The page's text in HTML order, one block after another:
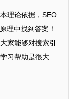
理论依据，SEO
理中找到答案！
家能够对搜索引
习帮助是很大